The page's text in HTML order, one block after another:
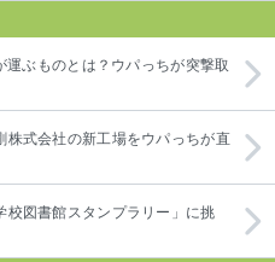
ぶものとは？ウパっちが突撃取
株式会社の新工場をウパっちが直
図書館スタンプラリー」に挑